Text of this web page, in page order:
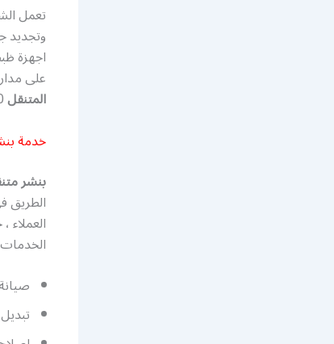
تعمل
وتجديد
اجهزة
على مدار 24 ساعة كما يمكنكم التواصل خدمة سيارات الكويت وايضا على رقم
المتنقل
خدمة
بنشر
الطريق